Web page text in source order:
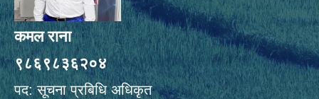
कमल राना
९८६९८३६२०४
पद: सूचना प्रबिधि अधिकृत